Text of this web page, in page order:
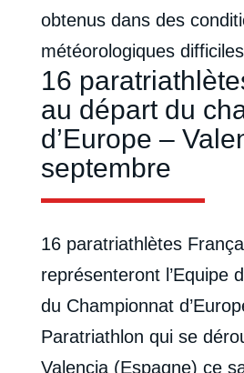
obtenus dans des
météorologiques
16
au départ du
d’Europe –
septembre
16 paratriathlètes
représenteront l’Equipe
du Championnat
Paratriathlon qui se
Valencia (Espagne) ce